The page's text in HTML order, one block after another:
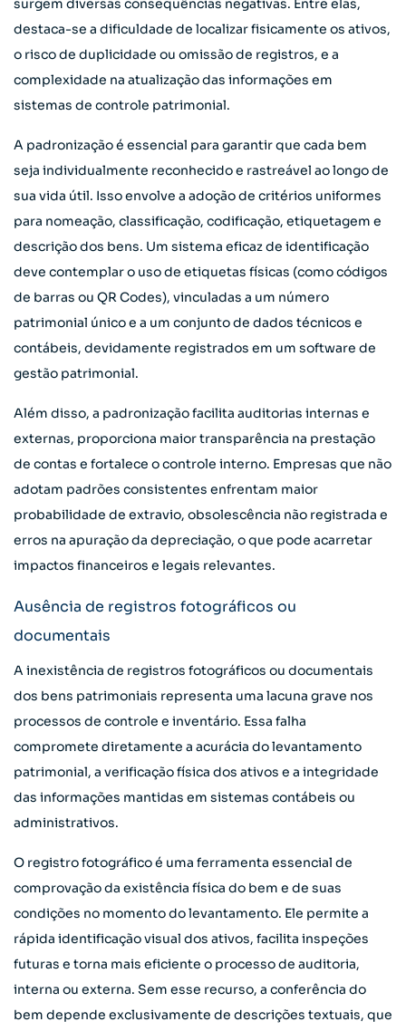
surgem diversas consequências negativas. Entre elas,
destaca-se a dificuldade de localizar fisicamente os ativos,
o risco de duplicidade ou omissão de registros, e a
complexidade na atualização das informações em
sistemas de controle patrimonial.
A padronização é essencial para garantir que cada bem
seja individualmente reconhecido e rastreável ao longo de
sua vida útil. Isso envolve a adoção de critérios uniformes
para nomeação, classificação, codificação, etiquetagem e
descrição dos bens. Um sistema eficaz de identificação
deve contemplar o uso de etiquetas físicas (como códigos
de barras ou QR Codes), vinculadas a um número
patrimonial único e a um conjunto de dados técnicos e
contábeis, devidamente registrados em um software de
gestão patrimonial.
Além disso, a padronização facilita auditorias internas e
externas, proporciona maior transparência na prestação
de contas e fortalece o controle interno. Empresas que não
adotam padrões consistentes enfrentam maior
probabilidade de extravio, obsolescência não registrada e
erros na apuração da depreciação, o que pode acarretar
impactos financeiros e legais relevantes.
Ausência de registros fotográficos ou
documentais
A inexistência de registros fotográficos ou documentais
dos bens patrimoniais representa uma lacuna grave nos
processos de controle e inventário. Essa falha
compromete diretamente a acurácia do levantamento
patrimonial, a verificação física dos ativos e a integridade
das informações mantidas em sistemas contábeis ou
administrativos.
O registro fotográfico é uma ferramenta essencial de
comprovação da existência física do bem e de suas
condições no momento do levantamento. Ele permite a
rápida identificação visual dos ativos, facilita inspeções
futuras e torna mais eficiente o processo de auditoria,
interna ou externa. Sem esse recurso, a conferência do
bem depende exclusivamente de descrições textuais, que